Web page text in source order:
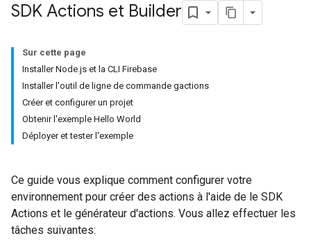
SDK Actions et Builder
Sur cette page
Installer Node.js et la CLI Firebase
Installer l'outil de ligne de commande gactions
Créer et configurer un projet
Obtenir l'exemple Hello World
Déployer et tester l'exemple
Ce guide vous explique comment configurer votre
environnement pour créer des actions à l'aide de le SDK
Actions et le générateur d'actions. Vous allez effectuer les
tâches suivantes: